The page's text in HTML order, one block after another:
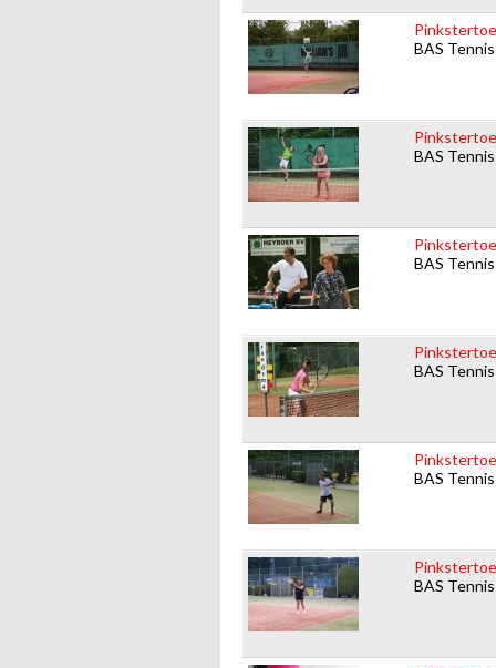
BAS Tennis
BAS Tennis
BAS Tennis
BAS Tennis
BAS Tennis
BAS Tennis